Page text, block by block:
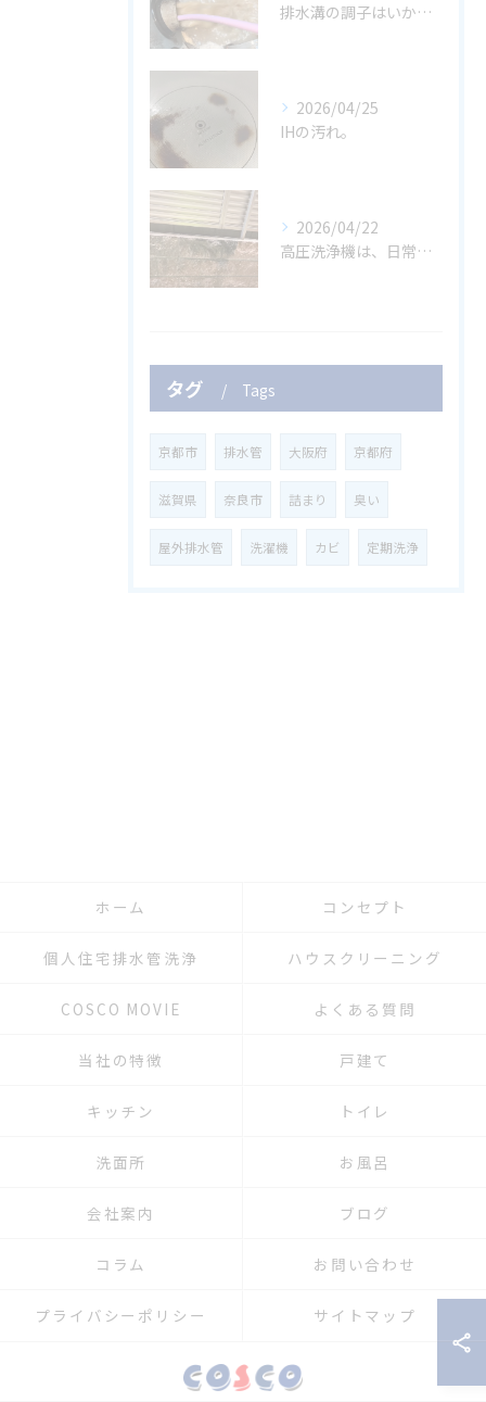
排水溝の調子はいかがですか？
2026/04/25
IHの汚れ。
2026/04/22
高圧洗浄機は、日常生活の多くの場面で非常に役立つツールです。
タグ Tags
京都市 排水管 大阪府 京都府
滋賀県 奈良市 詰まり 臭い
屋外排水管 洗濯機 カビ 定期洗浄
ホーム コンセプト
個人住宅排水管洗浄 ハウスクリーニング
COSCO MOVIE よくある質問
当社の特徴 戸建て
キッチン トイレ
洗面所 お風呂
会社案内 ブログ
コラム お問い合わせ
プライバシーポリシー サイトマップ